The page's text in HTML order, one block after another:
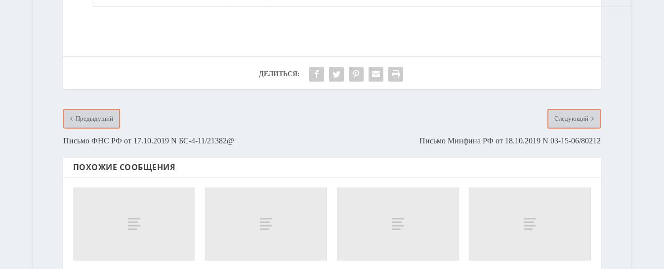
ДЕЛИТЬСЯ:
Предыдущий
Письмо ФНС РФ от 17.10.2019 N БС-4-11/21382@
Следующий
Письмо Минфина РФ от 18.10.2019 N 03-15-06/80212
ПОХОЖИЕ СООБЩЕНИЯ